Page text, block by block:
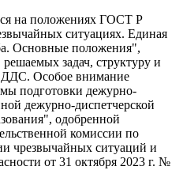
на положениях ГОСТ Р
ситуациях. Единая
Основные положения",
задач, структуру и
Особое внимание
подготовки дежурно-
дежурно-диспетчерской
одобренной
комиссии по
чрезвычайных ситуаций и
от 31 октября 2023 г. №